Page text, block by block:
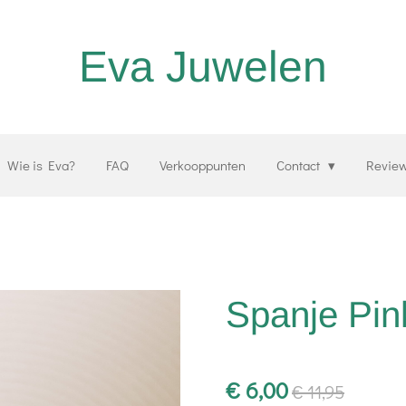
Eva Juwelen
Wie is Eva? FAQ Verkooppunten Contact
Spanje
€ 6,00€ 11,95